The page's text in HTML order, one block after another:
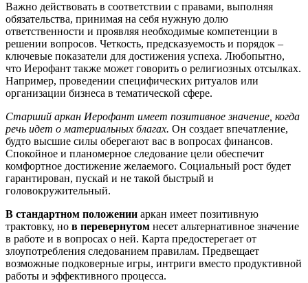
Важно действовать в соответствии с правами, выполняя
обязательства, принимая на себя нужную долю
ответственности и проявляя необходимые компетенции в
решении вопросов. Четкость, предсказуемость и порядок –
ключевые показатели для достижения успеха. Любопытно,
что Иерофант также может говорить о религиозных отсылках.
Например, проведении специфических ритуалов или
организации бизнеса в тематической сфере.
Старший аркан Иерофант имеет позитивное значение, когда
речь идет о материальных благах. Он создает впечатление,
будто высшие силы оберегают вас в вопросах финансов.
Спокойное и планомерное следование цели обеспечит
комфортное достижение желаемого. Социальный рост будет
гарантирован, пускай и не такой быстрый и
головокружительный.
В стандартном положении аркан имеет позитивную
трактовку, но в перевернутом несет альтернативное значение
в работе и в вопросах о ней. Карта предостерегает от
злоупотребления следованием правилам. Предвещает
возможные подковерные игры, интриги вместо продуктивной
работы и эффективного процесса.